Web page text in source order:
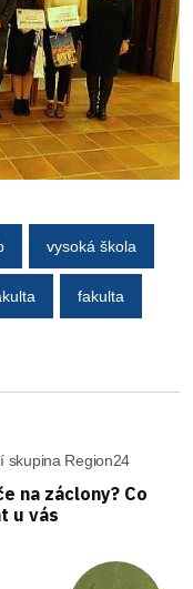
vysoká škola
fakulta
skupina Region24
na záclony? Co
u vás